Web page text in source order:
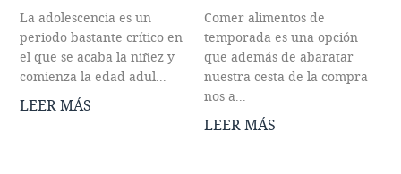
La adolescencia es un
periodo bastante crítico en
el que se acaba la niñez y
comienza la edad adul...
LEER MÁS
Comer alimentos de
temporada es una opción
que además de abaratar
nuestra cesta de la compra
nos a...
LEER MÁS